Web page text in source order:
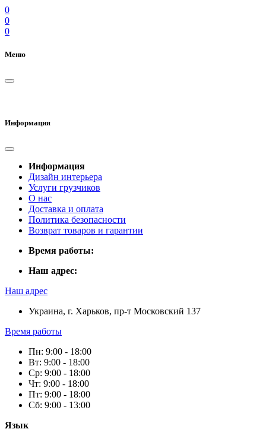
0
0
0
Меню
Информация
Информация
Дизайн интерьера
Услуги грузчиков
О нас
Доставка и оплата
Политика безопасности
Возврат товаров и гарантии
Время работы:
Наш адрес:
Наш адрес
Украина, г. Харьков, пр-т Московский 137
Время работы
Пн: 9:00 - 18:00
Вт: 9:00 - 18:00
Ср: 9:00 - 18:00
Чт: 9:00 - 18:00
Пт: 9:00 - 18:00
Сб: 9:00 - 13:00
Язык